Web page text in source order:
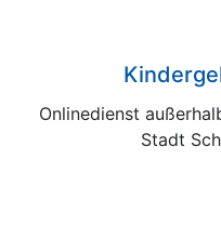
Onlinedienst
Stadt